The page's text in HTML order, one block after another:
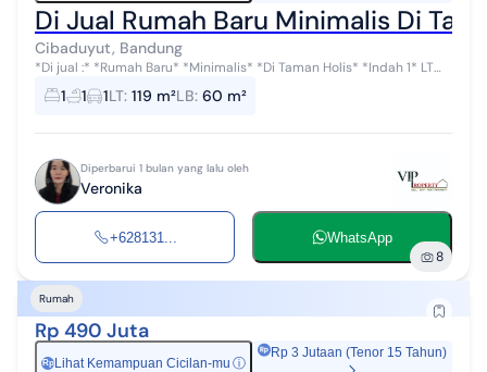
Di Jual Rumah Baru Minimalis Di
Cibaduyut, Bandung
*Di jual :* *Rumah Baru* *Minimalis* *Di Taman Holis* *Indah 1* LT
119 LB 60 Lebar Muka 7 KT 1 KM 1 Air Sibel 60 M Listrik 2200 Carport 1
SHM *H...
1 1 1LT: 119 m²LB: 60 m²
Diperbarui 1 bulan yang lalu oleh
Veronika
+628131... WhatsApp
8
Rumah
Rp 490 Juta
Rp Lihat Kemampuan Cicilan-mu ⓘ
Rp 3 Jutaan (Tenor 15 Tahun)